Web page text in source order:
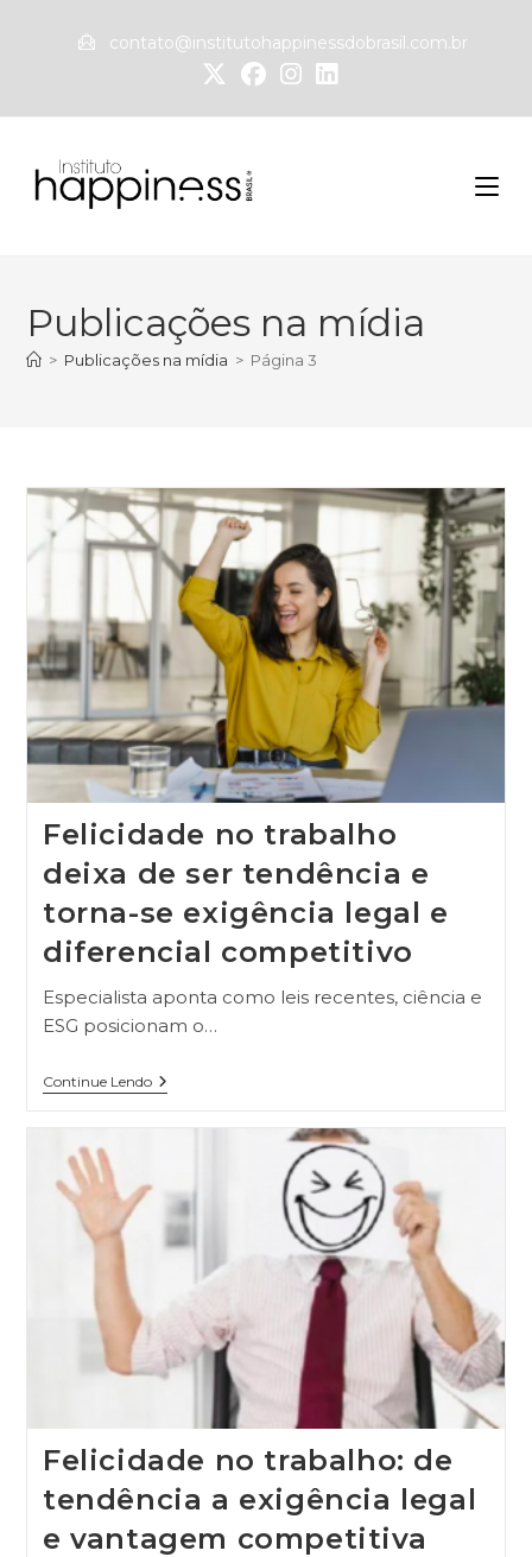
contato@institutohappinessdobrasil.com.br
Publicações na mídia
> Publicações na mídia > Página 3
Felicidade no trabalho
deixa de ser tendência e
torna-se exigência legal e
diferencial competitivo
Especialista aponta como leis recentes, ciência e
ESG posicionam o…
Continue Lendo
Felicidade no trabalho: de
tendência a exigência legal
e vantagem competitiva